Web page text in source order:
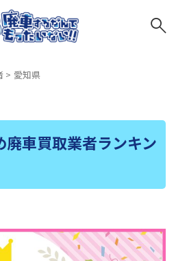
> 愛知県
車買取業者ランキン